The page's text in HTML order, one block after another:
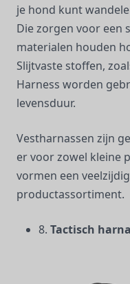
je hond kunt
Die zorgen voor een
materialen houden
Slijtvaste stoffen,
Harness worden
levensduur.
Vestharnassen zijn
er voor zowel kleine
vormen een
productassortiment.
8. Tactisch